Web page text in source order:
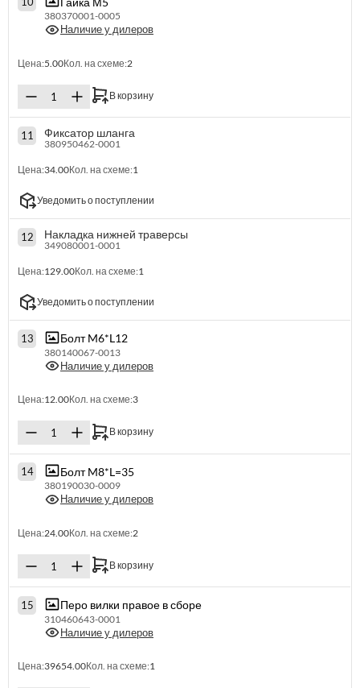
380370001-0005
Наличие у дилеров
Цена:5.00Кол. на схеме:2
В корзину
11 Фиксатор шланга
380950462-0001
Цена:34.00Кол. на схеме:1
Уведомить о поступлении
12 Накладка нижней траверсы
349080001-0001
Цена:129.00Кол. на схеме:1
Уведомить о поступлении
13 Болт M6*L12
380140067-0013
Наличие у дилеров
Цена:12.00Кол. на схеме:3
В корзину
14 Болт M8*L=35
380190030-0009
Наличие у дилеров
Цена:24.00Кол. на схеме:2
В корзину
15 Перо вилки правое в сборе
310460643-0001
Наличие у дилеров
Цена:39654.00Кол. на схеме:1